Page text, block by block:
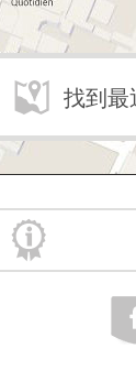
找到最